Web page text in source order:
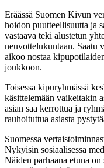
Eräässä Suomen Kivun
hoidon puutteellisuutta ja
vastaava teki alustetun
neuvottelukuntaan. Saatu
aikoo nostaa
joukkoon.
Toisessa kipuryhmässä
käsittelemään vaikeitakin
asian saa kerrottua ja
rauhoituttua asiasta
Suomessa
Nykyisin sosiaalisessa
Näiden parhaana etuna